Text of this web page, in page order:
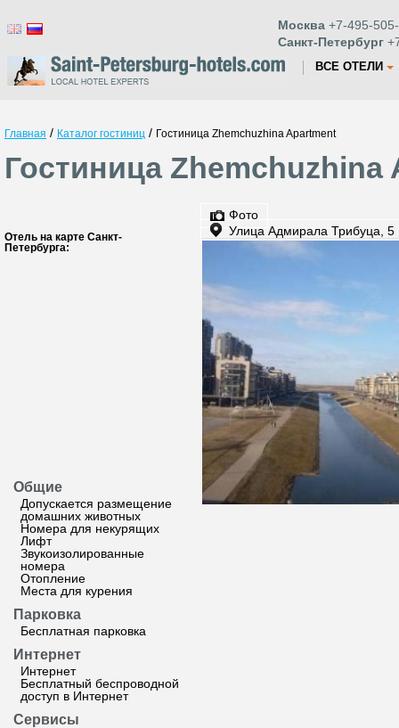
Москва +7-495-
Санкт-Петербург
ВСЕ ОТЕЛИ
Главная / Каталог гостиниц / Гостиница Zhemchuzhina Apartment
Гостиница Zhemchuzhina
Отель на карте Санкт-
Петербурга:
Общие
Допускается размещение
домашних животных
Номера для некурящих
Лифт
Звукоизолированные
номера
Отопление
Места для курения
Парковка
Бесплатная парковка
Интернет
Интернет
Бесплатный беспроводной
доступ в Интернет
Сервисы
Фото
Улица Адмирала Трибуца, 5